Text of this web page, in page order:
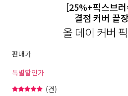
[25%+픽스브
결점 커버 끝
올 데이 커버
판매가
특별할인가
(건)